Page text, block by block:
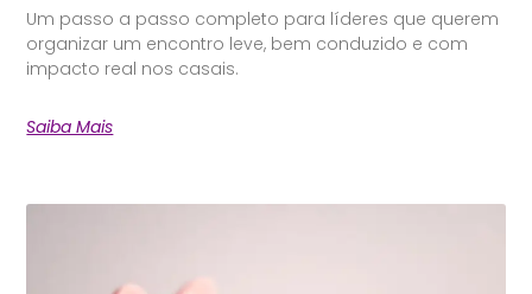
Um passo a passo completo para líderes que querem
organizar um encontro leve, bem conduzido e com
impacto real nos casais.
Saiba Mais